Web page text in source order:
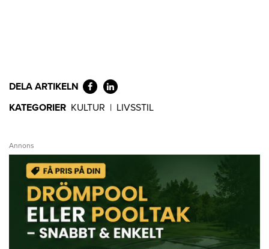
DELA ARTIKELN
KATEGORIER KULTUR | LIVSSTIL
Annons